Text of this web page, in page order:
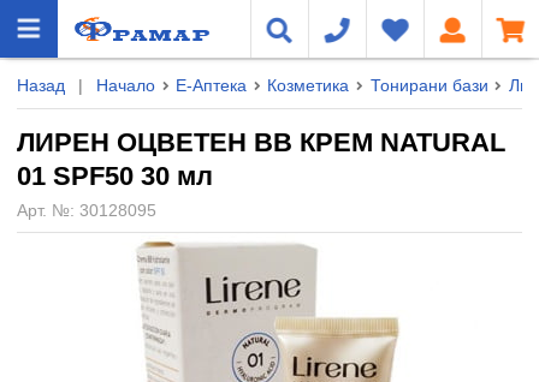
Назад | Начало Е-Аптека Козметика Тонирани бази
ЛИРЕН ОЦВЕТЕН ВВ КРЕМ NATURAL
01 SPF50 30 мл
Арт. №: 30128095